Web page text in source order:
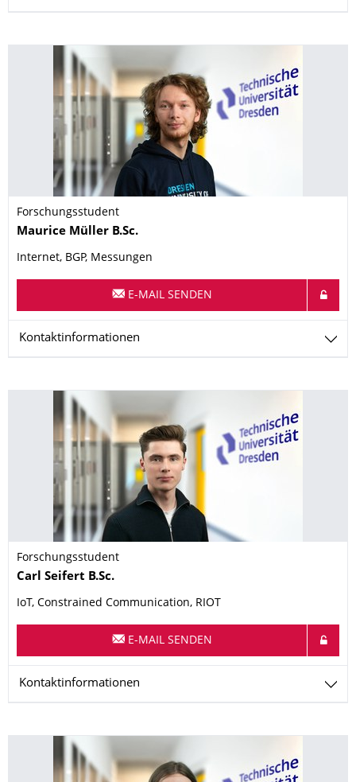
Forschungsstudent
Name
Maurice Müller B.Sc.
Internet, BGP, Messungen
E-MAIL SENDEN
Kontaktinformationen
Forschungsstudent
Name
Carl Seifert B.Sc.
IoT, Constrained Communication, RIOT
E-MAIL SENDEN
Kontaktinformationen